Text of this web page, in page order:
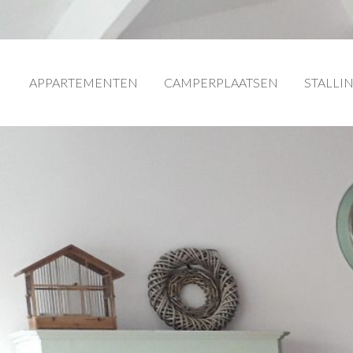
APPARTEMENTEN CAMPERPLAATSEN